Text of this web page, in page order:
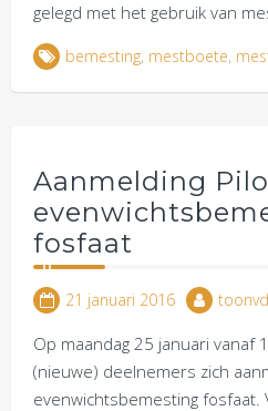
gelegd met het gebruik van
bemesting, mestboete,
Aanmelding
fosfaat
21 januari 2016
Op maandag 25 januari vanaf
(nieuwe) deelnemers zich
evenwichtsbemesting fosfaat.